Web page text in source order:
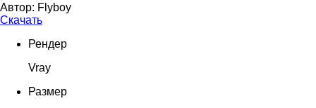
Автор: Flyboy
Скачать
Рендер
Vray
Размер